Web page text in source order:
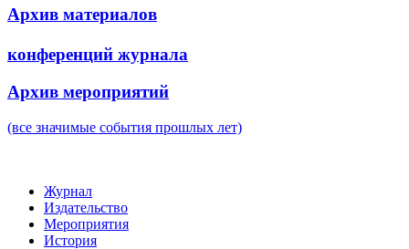
Архив материалов
конференций журнала
Архив мероприятий
(все значимые события прошлых лет)
Журнал
Издательство
Мероприятия
История